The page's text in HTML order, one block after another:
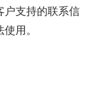
户支持的联系信
用。